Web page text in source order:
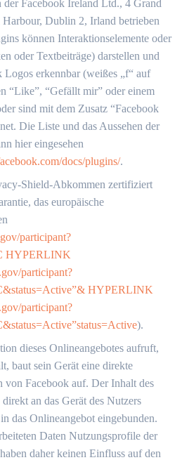
Facebook Ireland Ltd., 4 Grand
Dublin 2, Irland betrieben
können Interaktionselemente oder
oder Textbeiträge) darstellen und
Logos erkennbar (weißes „f“ auf
“Like”, “Gefällt mir” oder einem
sind mit dem Zusatz “Facebook
Die Liste und das Aussehen der
hier eingesehen
docs/plugins/.
Shield-Abkommen zertifiziert
das europäische
participant?
HYPERLINK
participant?
HYPERLINK
participant?
).
dieses Onlineangebotes aufruft,
baut sein Gerät eine direkte
von Facebook auf. Der Inhalt des
an das Gerät des Nutzers
das Onlineangebot eingebunden.
Daten Nutzungsprofile der
daher keinen Einfluss auf den